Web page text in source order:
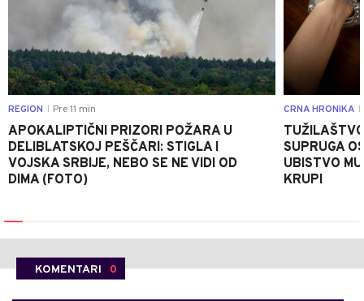
REGION Pre 11 min
APOKALIPTIČNI PRIZORI POŽARA U
DELIBLATSKOJ PEŠČARI: STIGLA I
VOJSKA SRBIJE, NEBO SE NE VIDI OD
DIMA (FOTO)
CRNA HRONIKA
SUPRUGA
UBISTVO
KRUPI
KOMENTARI 0